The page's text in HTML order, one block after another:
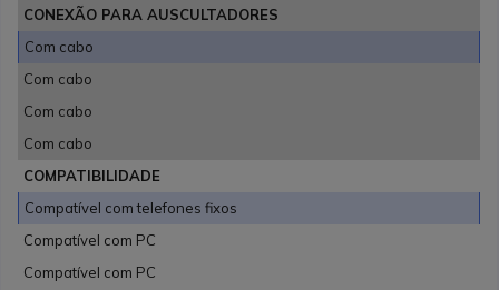
CONEXÃO PARA AUSCULTADORES
Com cabo
Com cabo
Com cabo
Com cabo
COMPATIBILIDADE
Compatível com telefones fixos
Compatível com PC
Compatível com PC